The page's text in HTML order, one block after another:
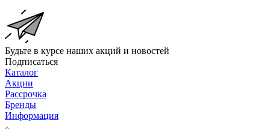
Будьте в курсе наших акций и новостей
Подписаться
Каталог
Акции
Рассрочка
Бренды
Информация